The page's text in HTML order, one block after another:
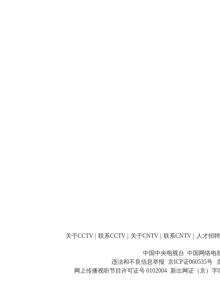
关于CCTV 联系CCTV 关于CNTV 联系CNTV 人才招聘
中国中央电视台 中国网络电
违法和不良信息举报 京ICP证060535号
网上传播视听节目许可证号 0102004 新出网证（京）